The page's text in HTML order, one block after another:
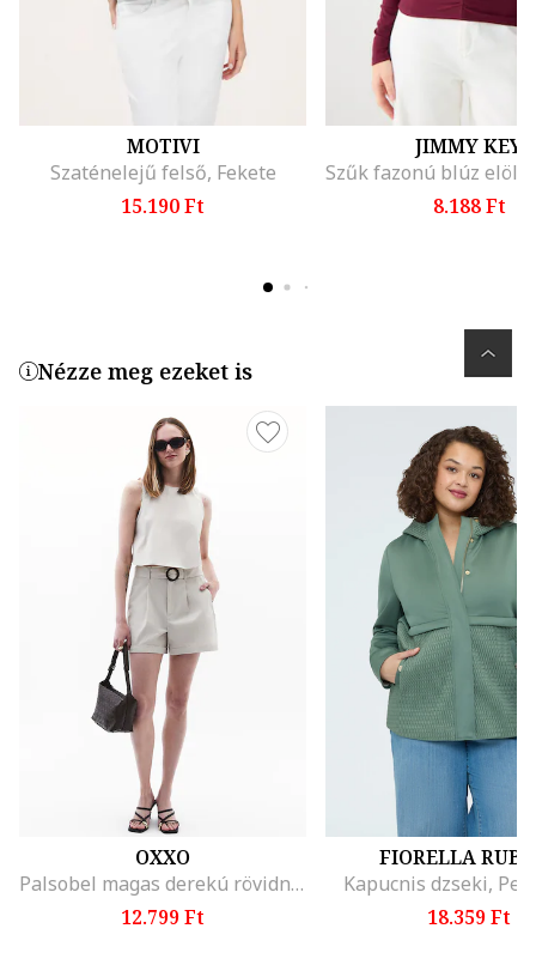
MOTIVI
Szaténelejű felső, Fekete
15.190 Ft
JIMMY KEY
8.188 Ft
Nézze meg ezeket is
OXXO
Palsobel magas derekú rövidnadrág, Világosszürke
12.799 Ft
FIORELLA
Kapucnis dzseki,
18.359 Ft